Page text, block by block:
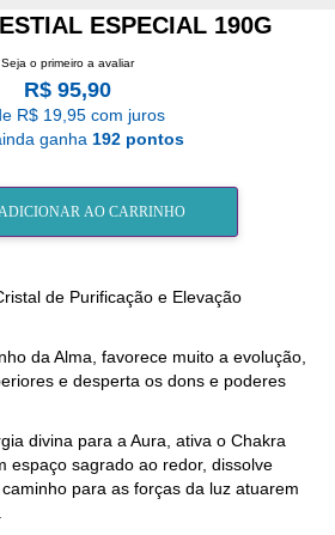
ESPECIAL 190G
Seja o primeiro a avaliar
R$ 95,90
R$ 19,95 com juros
ganha 192 pontos
ADICIONAR AO CARRINHO
de Purificação e Elevação
da Alma, favorece muito a evolução,
e desperta os dons e poderes
divina para a Aura, ativa o Chakra
espaço sagrado ao redor, dissolve
para as forças da luz atuarem